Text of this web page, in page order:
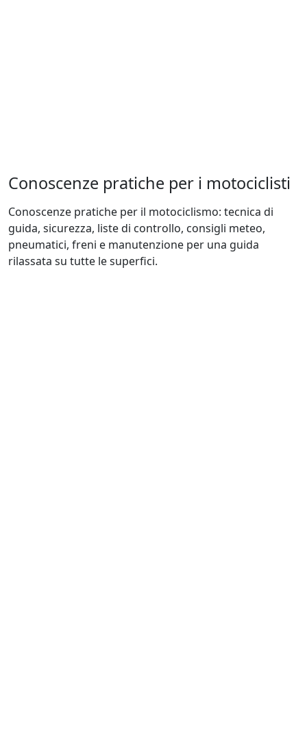
Conoscenze pratiche per i motociclisti
Conoscenze pratiche per il motociclismo: tecnica di
guida, sicurezza, liste di controllo, consigli meteo,
pneumatici, freni e manutenzione per una guida
rilassata su tutte le superfici.